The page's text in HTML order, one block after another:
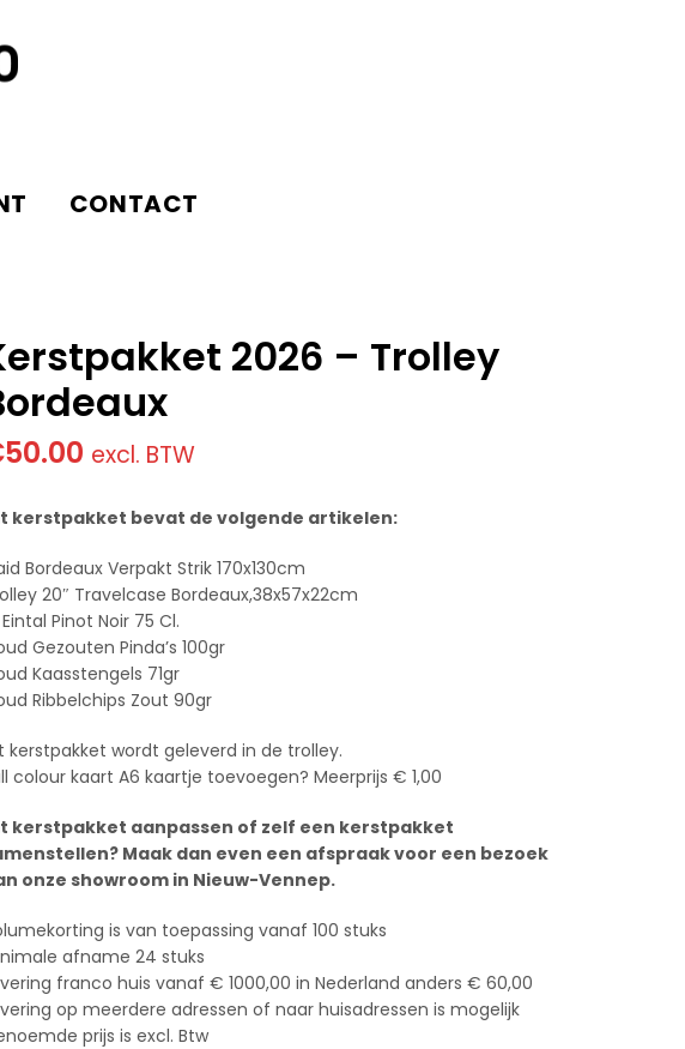
CONTACT
2026 – Trolley
50.00 excl. BTW
kerstpakket bevat de volgende artikelen:
Bordeaux Verpakt Strik 170x130cm
20″ Travelcase Bordeaux,38x57x22cm
Eintal Pinot Noir 75 Cl.
Gezouten Pinda’s 100gr
Kaasstengels 71gr
Ribbelchips Zout 90gr
kerstpakket wordt geleverd in de trolley.
colour kaart A6 kaartje toevoegen? Meerprijs € 1,00
kerstpakket aanpassen of zelf een kerstpakket
Maak dan even een afspraak voor een bezoek
onze showroom in Nieuw-Vennep.
is van toepassing vanaf 100 stuks
afname 24 stuks
franco huis vanaf € 1000,00 in Nederland anders € 60,00
op meerdere adressen of naar huisadressen is mogelijk
prijs is excl. Btw